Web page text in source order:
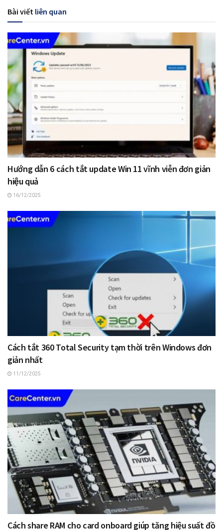
Bài viết liên quan
Hướng dẫn 6 cách tắt update Win 11 vĩnh viễn đơn giản
hiệu quả
16/12/2025
Cách tắt 360 Total Security tạm thời trên Windows đơn
giản nhất
11/12/2025
Cách share RAM cho card onboard giúp tăng hiệu suất đồ